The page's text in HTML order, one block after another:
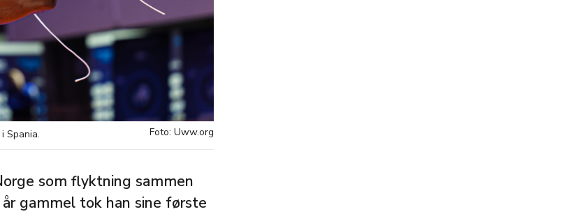
Spania. Foto: Uww.org
som flyktning sammen
gammel tok han sine første